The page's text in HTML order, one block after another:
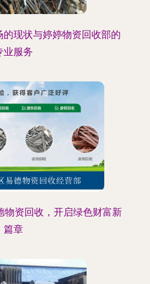
现状与婷婷物资回收部的
业服务
物资回收，开启绿色财富新
篇章